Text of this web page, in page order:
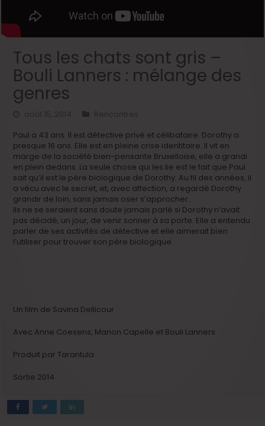
Tous les chats sont gris –
Bouli Lanners : mélange des
genres
août 15, 2014
Rencontres
Paul a 43 ans. Il est détective privé et célibataire. Dorothy a
presque 16 ans. Elle est en pleine crise identitaire. Il vit en
marge de la société bien-pensante Bruxelloise, elle a grandi
en plein dedans. La seule chose qui les lie est le fait que Paul
sait qu’il est le père biologique de Dorothy. Au fil des années, il
a vécu avec le secret, et, avec affection, a regardé Dorothy
grandir de loin, sans jamais oser s’approcher…
Ils ne se seraient sans doute jamais parlé si Dorothy n’avait
pas décidé, un jour, de venir sonner à sa porte. Elle a entendu
parler de ses activités de détective et elle aimerait bien
l’utiliser pour trouver son père biologique.
Un film de Savina Dellicour
Avec Anne Coesens, Manon Capelle et Bouli Lanners
Produit par Tarantula
Sortie 2014